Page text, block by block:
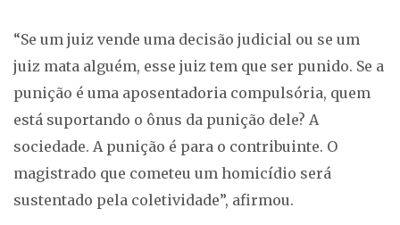
“Se um juiz vende uma decisão judicial ou se um
juiz mata alguém, esse juiz tem que ser punido. Se a
punição é uma aposentadoria compulsória, quem
está suportando o ônus da punição dele? A
sociedade. A punição é para o contribuinte. O
magistrado que cometeu um homicídio será
sustentado pela coletividade”, afirmou.